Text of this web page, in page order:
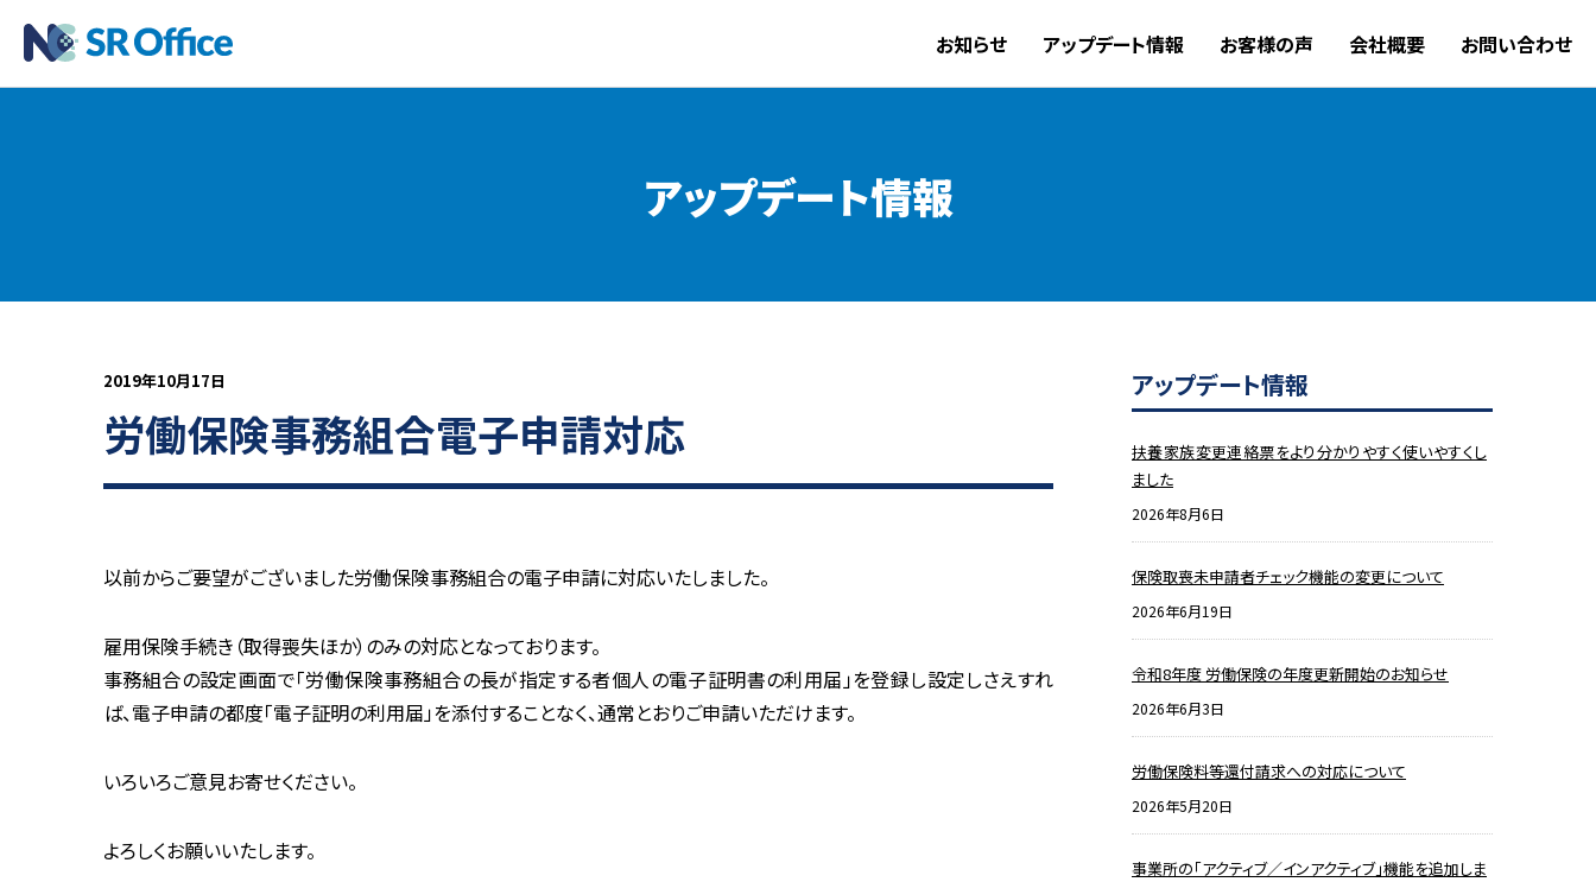
お知らせ アップデート情報 お客様の声 会社概要 お問い合わせ
アップデート情報
2019年10月17日
労働保険事務組合電子申請対応
以前からご要望がございました労働保険事務組合の電子申請に対応いたしました。
雇用保険手続き（取得喪失ほか）のみの対応となっております。
事務組合の設定画面で「労働保険事務組合の長が指定する者個人の電子証明書の利用届」を登録し設定しさえすれ
ば、電子申請の都度「電子証明の利用届」を添付することなく、通常とおりご申請いただけます。
いろいろご意見お寄せください。
よろしくお願いいたします。
アップデート情報
扶養家族変更連絡票をより分かりやすく使いやすくし
ました
2026年8月6日
保険取喪未申請者チェック機能の変更について
2026年6月19日
令和8年度 労働保険の年度更新開始のお知らせ
2026年6月3日
労働保険料等還付請求への対応について
2026年5月20日
事業所の「アクティブ／インアクティブ」機能を追加しま